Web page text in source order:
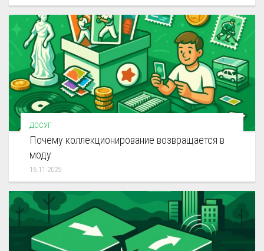
ДОСУГ
Почему коллекционирование возвращается в
моду
16.11.2025